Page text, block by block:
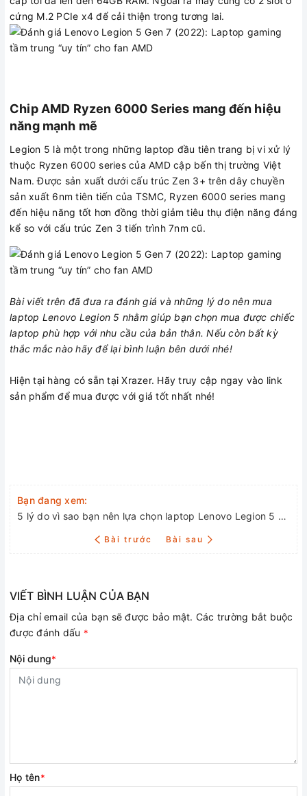
cứng M.2 PCIe x4 để cải thiện trong tương lai.
Chip AMD Ryzen 6000 Series mang đến hiệu
năng mạnh mẽ
Legion 5 là một trong những laptop đầu tiên trang bị vi xử lý
thuộc Ryzen 6000 series của AMD cập bến thị trường Việt
Nam. Được sản xuất dưới cấu trúc Zen 3+ trên dây chuyền
sản xuất 6nm tiên tiến của TSMC, Ryzen 6000 series mang
đến hiệu năng tốt hơn đồng thời giảm tiêu thụ điện năng đáng
kể so với cấu trúc Zen 3 tiến trình 7nm cũ.
Bài viết trên đã đưa ra đánh giá và những lý do nên mua
laptop Lenovo Legion 5 nhằm giúp bạn chọn mua được chiếc
laptop phù hợp với nhu cầu của bản thân. Nếu còn bất kỳ
thắc mắc nào hãy để lại bình luận bên dưới nhé!
Hiện tại hàng có sẵn tại Xrazer. Hãy truy cập ngay vào link
sản phẩm để mua được với giá tốt nhất nhé!
Bạn đang xem:
5 lý do vì sao bạn nên lựa chọn laptop Lenovo Legion 5 để chơi game
Bài trước Bài sau
VIẾT BÌNH LUẬN CỦA BẠN
Địa chỉ email của bạn sẽ được bảo mật. Các trường bắt buộc
được đánh dấu *
Nội dung*
Họ tên*